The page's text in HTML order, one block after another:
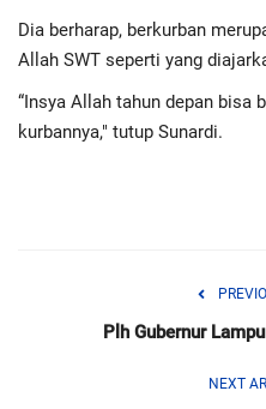
Kopilogis
Dia berharap, berkurban
Allah SWT seperti yang
“Insya Allah tahun depan bisa
kurbannya," tutup Sunardi.
Plh Gubernur
NEXT